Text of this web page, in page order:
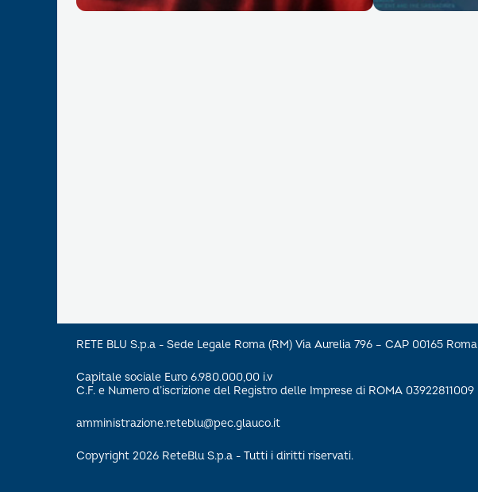
RETE BLU S.p.a - Sede Legale Roma (RM) Via Aurelia 796 – CAP 00165 Roma
Capitale sociale Euro 6.980.000,00 i.v
C.F. e Numero d’iscrizione del Registro delle Imprese di ROMA 03922811009
amministrazione.reteblu@pec.glauco.it
Copyright 2026 ReteBlu S.p.a - Tutti i diritti riservati.